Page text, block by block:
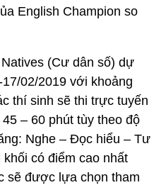
English Champion so
(Cư dân số) dự
02/2019 với khoảng
thí sinh sẽ thi trực tuyến
– 60 phút tùy theo độ
Nghe – Đọc hiểu – Tư
có điểm cao nhất
sẽ được lựa chọn tham